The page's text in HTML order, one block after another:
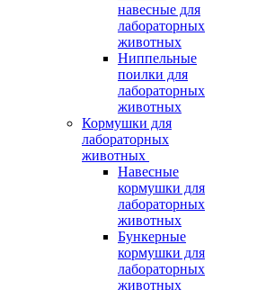
навесные для
лабораторных
животных
Ниппельные
поилки для
лабораторных
животных
Кормушки для
лабораторных
животных
Навесные
кормушки для
лабораторных
животных
Бункерные
кормушки для
лабораторных
животных